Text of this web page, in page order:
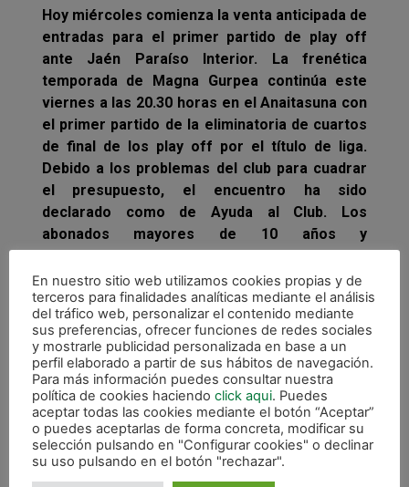
Hoy miércoles comienza la venta anticipada de
entradas para el primer partido de play off
ante Jaén Paraíso Interior. La frenética
temporada de Magna Gurpea continúa este
viernes a las 20.30 horas en el Anaitasuna con
el primer partido de la eliminatoria de cuartos
de final de los play off por el título de liga.
Debido a los problemas del club para cuadrar
el presupuesto, el encuentro ha sido
declarado como de Ayuda al Club. Los
abonados mayores de 10 años y
patrocinadores pagan 5 euros y los abonados
o hijos de abonados hasta 10 años, podrán ver
el partido por sólo 3 euros. A los no abonados
mayores de 10 años, la entrada les cuesta 10
euros y a los niños hasta 10 años, 5 euros.
Venta anticipada a partir de hoy miércoles en
la taquilla de Anaitasuna en horario de 18 a 20
horas y en la oficina del club en Irurtzun en
horario de 12 a 14 horas.
En nuestro sitio web utilizamos cookies propias y de
terceros para finalidades analíticas mediante el análisis
del tráfico web, personalizar el contenido mediante
sus preferencias, ofrecer funciones de redes sociales
y mostrarle publicidad personalizada en base a un
perfil elaborado a partir de sus hábitos de navegación.
Para más información puedes consultar nuestra
política de cookies haciendo click aqui. Puedes
aceptar todas las cookies mediante el botón “Aceptar”
o puedes aceptarlas de forma concreta, modificar su
selección pulsando en "Configurar cookies" o declinar
su uso pulsando en el botón "rechazar".